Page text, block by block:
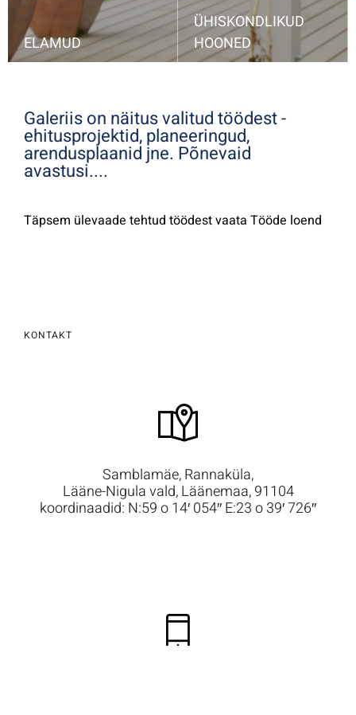
ELAMUD
ÜHISKONDLIKUD
HOONED
Galeriis on näitus valitud töödest -
ehitusprojektid, planeeringud,
arendusplaanid jne. Põnevaid
avastusi....
Täpsem ülevaade tehtud töödest vaata Tööde loend
KONTAKT
Samblamäe, Rannaküla,
Lääne-Nigula vald, Läänemaa, 91104
koordinaadid: N:59 o 14′ 054″ E:23 o 39′ 726″